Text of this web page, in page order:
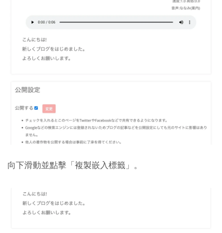
向下滑動並點擊「複製嵌入標籤」。